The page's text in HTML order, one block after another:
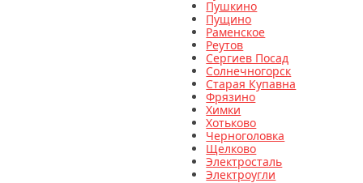
Пушкино
Пущино
Раменское
Реутов
Сергиев Посад
Солнечногорск
Старая Купавна
Фрязино
Химки
Хотьково
Черноголовка
Щелково
Электросталь
Электроугли